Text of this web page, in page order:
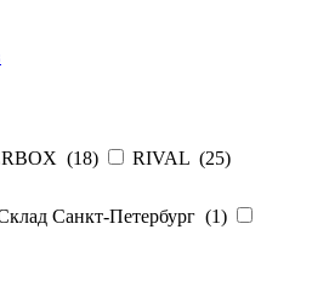
(18) RIVAL (25)
Санкт-Петербург (1)